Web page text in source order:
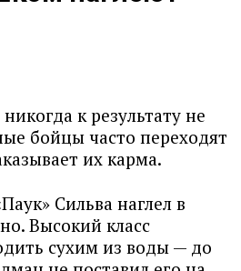
к результату не
бойцы часто переходят
их карма.
Сильва наглел в
Высокий класс
сухим из воды — до